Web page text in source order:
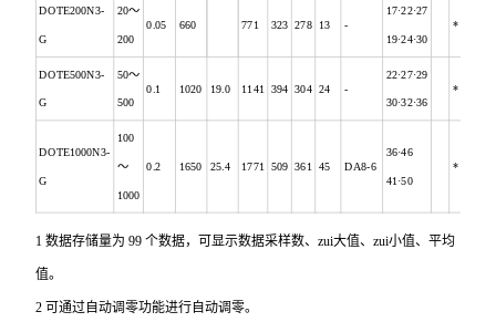
DOTE200N3-
G
20～
200
0.05 660 771 323 278 13 -
17·22·27
19·24·30
*
DOTE500N3-
G
50～
500
0.1 1020 19.0 1141 394 304 24 -
22·27·29
30·32·36
*
DOTE1000N3-
G
100
～
1000
0.2 1650 25.4 1771 509 361 45 DA8-6
36·46
41·50
*
1数据存储量为 99 个数据，可显示数据采样数、zui大值、zui小值、平均
值。
2 可通过自动调零功能进行自动调零。